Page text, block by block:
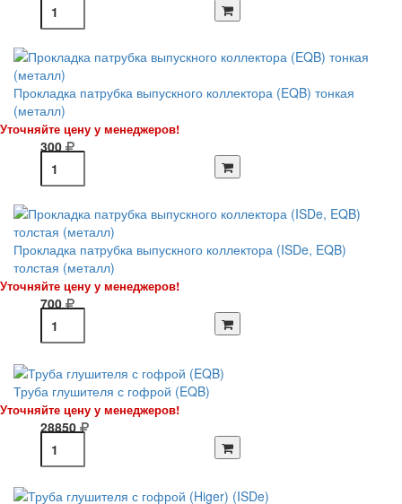
Прокладка патрубка выпускного коллектора (EQB) тонкая
(металл)
Уточняйте цену у менеджеров!
300
Прокладка патрубка выпускного коллектора (ISDe, EQB)
толстая (металл)
Уточняйте цену у менеджеров!
700
Труба глушителя с гофрой (EQB)
Уточняйте цену у менеджеров!
28850